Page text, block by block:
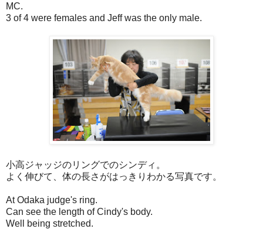
MC.
3 of 4 were females and Jeff was the only male.
小高ジャッジのリングでのシンディ。
よく伸びて、体の長さがはっきりわかる写真です。
At Odaka judge's ring.
Can see the length of Cindy's body.
Well being stretched.